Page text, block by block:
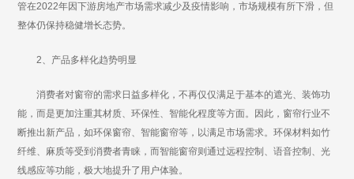
管在2022年因下游房地产市场需求减少及疫情影响，市场规模有所下滑，但
整体仍保持稳健增长态势。
2、产品多样化趋势明显
消费者对窗帘的需求日益多样化，不再仅仅满足于基本的遮光、装饰功
能，而是更加注重其材质、环保性、智能化程度等方面。因此，窗帘行业不
断推出新产品，如环保窗帘、智能窗帘等，以满足市场需求。环保材料如竹
纤维、麻质等受到消费者青睐，而智能窗帘则通过远程控制、语音控制、光
线感应等功能，极大地提升了用户体验。